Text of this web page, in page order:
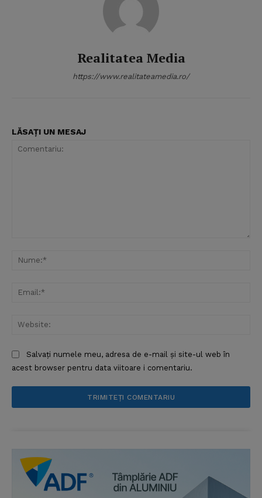
Realitatea Media
https://www.realitateamedia.ro/
LĂSAȚI UN MESAJ
Salvați numele meu, adresa de e-mail și site-ul web în
acest browser pentru data viitoare i comentariu.